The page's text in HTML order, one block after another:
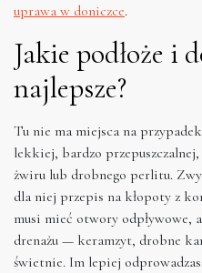
uprawa w doniczce.
Jakie podłoże i
najlepsze?
Tu nie ma miejsca na
lekkiej, bardzo
żwiru lub drobnego perlitu.
dla niej przepis na kłopoty z
musi mieć otwory odpływowe,
drenażu — keramzyt, drobne
świetnie. Im lepiej